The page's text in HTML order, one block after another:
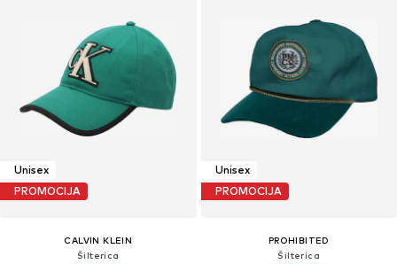
Unisex
PROMOCIJA
CALVIN KLEIN
Šilterica
Unisex
PROMOCIJA
PROHIBITED
Šilterica